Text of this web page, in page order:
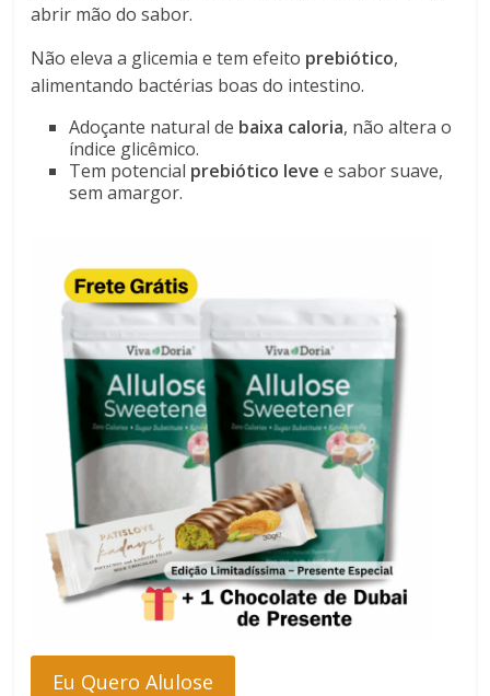
abrir mão do sabor.
Não eleva a glicemia e tem efeito prebiótico,
alimentando bactérias boas do intestino.
Adoçante natural de baixa caloria, não altera o
índice glicêmico.
Tem potencial prebiótico leve e sabor suave,
sem amargor.
Eu Quero Alulose